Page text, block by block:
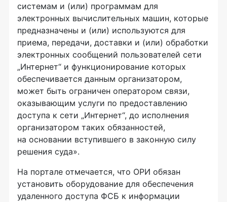
системам и (или) программам для
электронных вычислительных машин, которые
предназначены и (или) используются для
приема, передачи, доставки и (или) обработки
электронных сообщений пользователей сети
„Интернет“ и функционирование которых
обеспечивается данным организатором,
может быть ограничен оператором связи,
оказывающим услуги по предоставлению
доступа к сети „Интернет“, до исполнения
организатором таких обязанностей,
на основании вступившего в законную силу
решения суда».
На портале отмечается, что ОРИ обязан
установить оборудование для обеспечения
удаленного доступа ФСБ к информации